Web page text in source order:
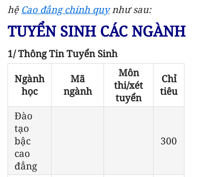
hệ Cao đẳng chính quynhư sau:
TUYỂN SINH CÁC NGÀNH
1/ Thông Tin Tuyển Sinh
Ngành
học
Mã
ngành
Môn
thi/xét
tuyển
Chỉ
tiêu
Đào
tạo
bậc
cao
đẳng
300